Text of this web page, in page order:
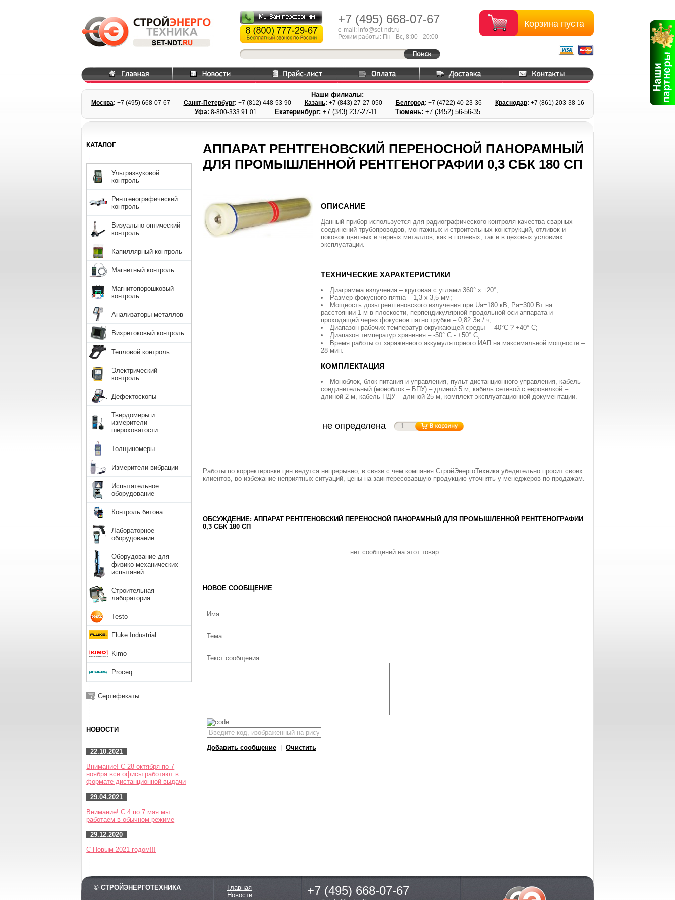
Корзина пуста
+7 (495) 668-07-67
e-mail: info@set-ndt.ru
Режим работы: Пн - Вс, 8:00 - 20:00
Наши филиалы:
Москва: +7 (495) 668-07-67 Санкт-Петербург: +7 (812) 448-53-90 Казань: +7 (843) 27-27-050 Белгород: +7 (4722) 40-23-36 Краснодар: +7 (861) 203-38-16
Уфа: 8-800-333 91 01 Екатеринбург: +7 (343) 237-27-11 Тюмень: +7 (3452) 56-56-35
АППАРАТ РЕНТГЕНОВСКИЙ ПЕРЕНОСНОЙ ПАНОРАМНЫЙ
ДЛЯ ПРОМЫШЛЕННОЙ РЕНТГЕНОГРАФИИ 0,3 СБК 180 СП
ОПИСАНИЕ
Данный прибор используется для радиографического контроля качества сварных
соединений трубопроводов, монтажных и строительных конструкций, отливок и
поковок цветных и черных металлов, как в полевых, так и в цеховых условиях
эксплуатации.
ТЕХНИЧЕСКИЕ ХАРАКТЕРИСТИКИ
Диаграмма излучения – круговая с углами 360° х ±20°;
Размер фокусного пятна – 1,3 х 3,5 мм;
Мощность дозы рентгеновского излучения при Ua=180 кВ, Pa=300 Вт на
расстоянии 1 м в плоскости, перпендикулярной продольной оси аппарата и
проходящей через фокусное пятно трубки – 0,82 Зв / ч;
Диапазон рабочих температур окружающей среды – -40°С ? +40° С;
Диапазон температур хранения – -50° С - +50° С;
Время работы от заряженного аккумуляторного ИАП на максимальной мощности –
28 мин.
КОМПЛЕКТАЦИЯ
Моноблок, блок питания и управления, пульт дистанционного управления, кабель
соединительный (моноблок – БПУ) – длиной 5 м, кабель сетевой с евровилкой –
длиной 2 м, кабель ПДУ – длиной 25 м, комплект эксплуатационной документации.
не определена
Работы по корректировке цен ведутся непрерывно, в связи с чем компания СтройЭнергоТехника убедительно просит своих
клиентов, во избежание неприятных ситуаций, цены на заинтересовавшую продукцию уточнять у менеджеров по продажам.
ОБСУЖДЕНИЕ: АППАРАТ РЕНТГЕНОВСКИЙ ПЕРЕНОСНОЙ ПАНОРАМНЫЙ ДЛЯ ПРОМЫШЛЕННОЙ РЕНТГЕНОГРАФИИ
0,3 СБК 180 СП
нет сообщений на этот товар
НОВОЕ СООБЩЕНИЕ
Имя
Тема
Текст сообщения
Добавить сообщение Очистить
КАТАЛОГ
Ультразвуковой
контроль
Рентгенографический
контроль
Визуально-оптический
контроль
Капиллярный контроль
Магнитный контроль
Магнитопорошковый
контроль
Анализаторы металлов
Вихретоковый контроль
Тепловой контроль
Электрический
контроль
Дефектоскопы
Твердомеры и
измерители
шероховатости
Толщиномеры
Измерители вибрации
Испытательное
оборудование
Контроль бетона
Лабораторное
оборудование
Оборудование для
физико-механических
испытаний
Строительная
лаборатория
Testo
Fluke Industrial
Kimo
Proceq
Сертификаты
НОВОСТИ
22.10.2021
Внимание! С 28 октября по 7
ноября все офисы работают в
формате дистанционной выдачи
29.04.2021
Внимание! С 4 по 7 мая мы
работаем в обычном режиме
29.12.2020
С Новым 2021 годом!!!
© СТРОЙЭНЕРГОТЕХНИКА
Главная
Новости
+7 (495) 668-07-67